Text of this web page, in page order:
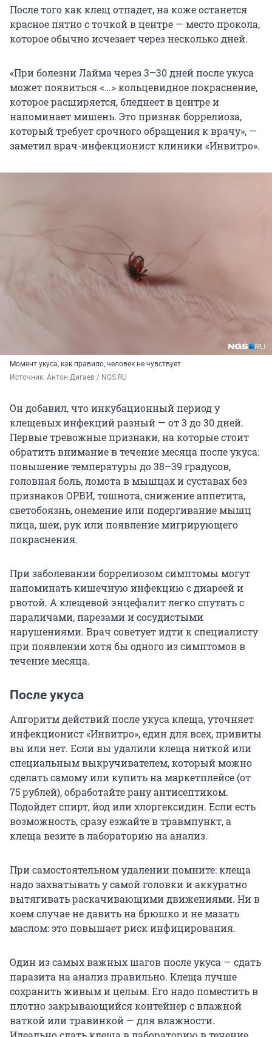
После того как клещ отпадет, на коже останется
красное пятно с точкой в центре — место прокола,
которое обычно исчезает через несколько дней.
«При болезни Лайма через 3–30 дней после укуса
может появиться <…> кольцевидное покраснение,
которое расширяется, бледнеет в центре и
напоминает мишень. Это признак боррелиоза,
который требует срочного обращения к врачу», —
заметил врач-инфекционист клиники «Инвитро».
Момент укуса, как правило, человек не чувствует
Источник: Антон Дигаев / NGS.RU
Он добавил, что инкубационный период у
клещевых инфекций разный — от 3 до 30 дней.
Первые тревожные признаки, на которые стоит
обратить внимание в течение месяца после укуса:
повышение температуры до 38–39 градусов,
головная боль, ломота в мышцах и суставах без
признаков ОРВИ, тошнота, снижение аппетита,
светобоязнь, онемение или подергивание мышц
лица, шеи, рук или появление мигрирующего
покраснения.
При заболевании боррелиозом симптомы могут
напоминать кишечную инфекцию с диареей и
рвотой. А клещевой энцефалит легко спутать с
параличами, парезами и сосудистыми
нарушениями. Врач советует идти к специалисту
при появлении хотя бы одного из симптомов в
течение месяца.
После укуса
Алгоритм действий после укуса клеща, уточняет
инфекционист «Инвитро», един для всех, привиты
вы или нет. Если вы удалили клеща ниткой или
специальным выкручивателем, который можно
сделать самому или купить на маркетплейсе (от
75 рублей), обработайте рану антисептиком.
Подойдет спирт, йод или хлоргексидин. Если есть
возможность, сразу езжайте в травмпункт, а
клеща везите в лабораторию на анализ.
При самостоятельном удалении помните: клеща
надо захватывать у самой головки и аккуратно
вытягивать раскачивающими движениями. Ни в
коем случае не давить на брюшко и не мазать
маслом: это повышает риск инфицирования.
Один из самых важных шагов после укуса — сдать
паразита на анализ правильно. Клеща лучше
сохранить живым и целым. Его надо поместить в
плотно закрывающийся контейнер с влажной
ваткой или травинкой — для влажности.